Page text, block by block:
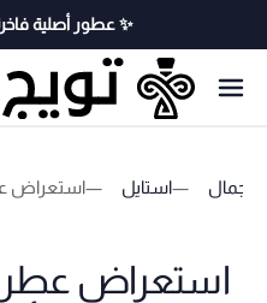
✨ عطور أصلية فاخرة بأسعار منافسة ✨
استايل استعراض
استعراض عطر